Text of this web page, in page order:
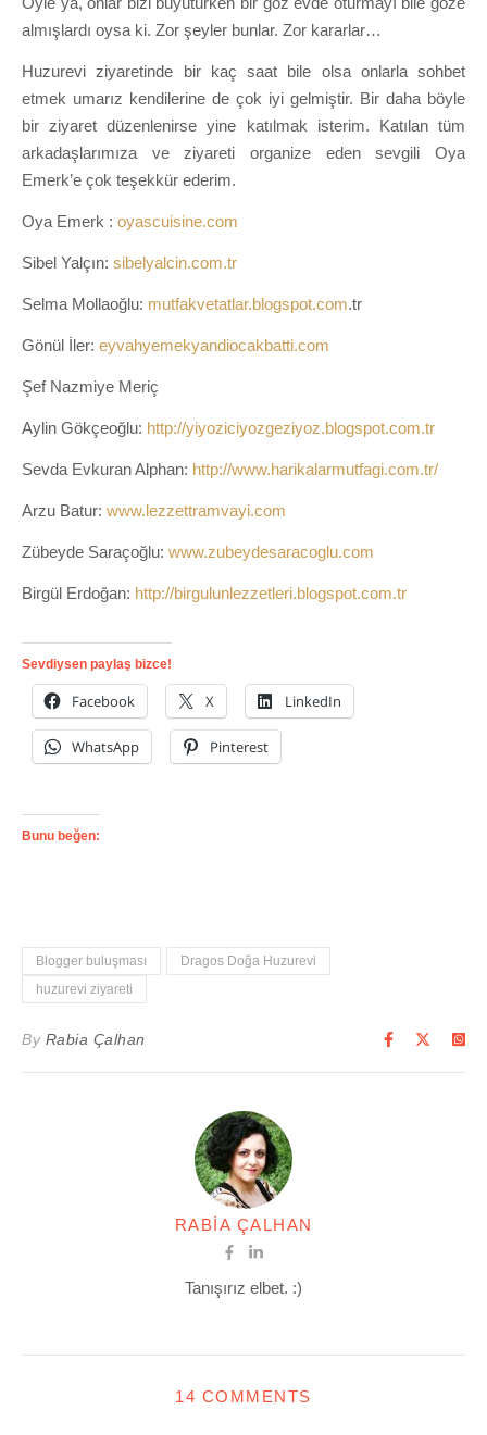
almışlardı oysa ki. Zor şeyler bunlar. Zor kararlar…
Huzurevi ziyaretinde bir kaç saat bile olsa onlarla sohbet
etmek umarız kendilerine de çok iyi gelmiştir. Bir daha böyle
bir ziyaret düzenlenirse yine katılmak isterim. Katılan tüm
arkadaşlarımıza ve ziyareti organize eden sevgili Oya
Emerk’e çok teşekkür ederim.
Oya Emerk : oyascuisine.com
Sibel Yalçın: sibelyalcin.com.tr
Selma Mollaoğlu: mutfakvetatlar.blogspot.com.tr
Gönül İler: eyvahyemekyandiocakbatti.com
Şef Nazmiye Meriç
Aylin Gökçeoğlu: http://yiyoziciyozgeziyoz.blogspot.com.tr
Sevda Evkuran Alphan: http://www.harikalarmutfagi.com.tr/
Arzu Batur: www.lezzettramvayi.com
Zübeyde Saraçoğlu: www.zubeydesaracoglu.com
Birgül Erdoğan: http://birgulunlezzetleri.blogspot.com.tr
Sevdiysen paylaş bizce!
Facebook X LinkedIn
WhatsApp Pinterest
Bunu beğen:
Blogger buluşması
Dragos Doğa Huzurevi
huzurevi ziyareti
By Rabia Çalhan
RABIA ÇALHAN
Tanışırız elbet. :)
14 COMMENTS